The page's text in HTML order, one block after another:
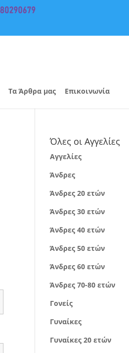
Τα Άρθρα μας Επικοινωνία
Όλες οι Αγγελίες
Αγγελίες
Άνδρες
Άνδρες 20 ετών
Άνδρες 30 ετών
Άνδρες 40 ετών
Άνδρες 50 ετών
Άνδρες 60 ετών
Άνδρες 70-80 ετών
Γονείς
Γυναίκες
Γυναίκες 20 ετών